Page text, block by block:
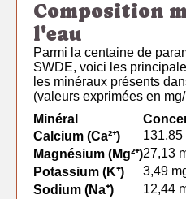
Composition
l'eau
Parmi la centaine de
SWDE, voici les
les minéraux présents
(valeurs exprimées en
Minéral
Calcium (Ca²⁺)
131,85
Magnésium (Mg²⁺)27,13
Potassium (K⁺)
3,49
Sodium (Na⁺)
12,44